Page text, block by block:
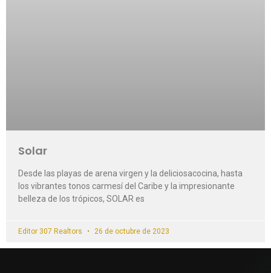
Solar
Desde las playas de arena virgen y la deliciosacocina, hasta
los vibrantes tonos carmesí del Caribe y la impresionante
belleza de los trópicos, SOLAR es
Editor 307 Realtors 26 de octubre de 2023